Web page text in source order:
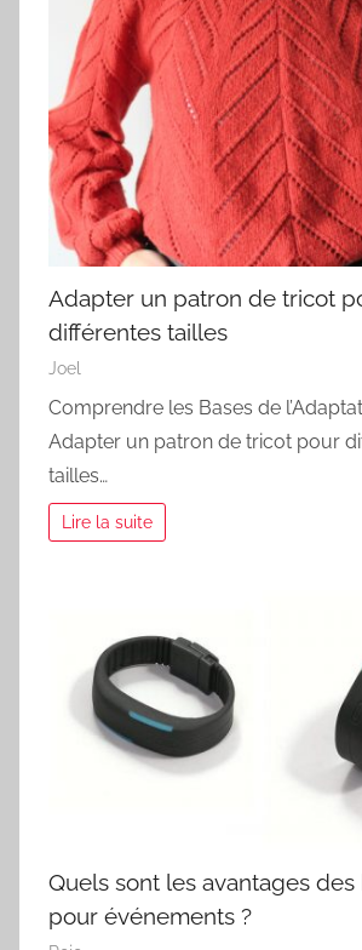
Adapter un patron de tricot
différentes tailles
Joel
Comprendre les Bases de
Adapter un patron de tricot pour
tailles…
Lire la suite
Quels sont les avantages
pour événements ?